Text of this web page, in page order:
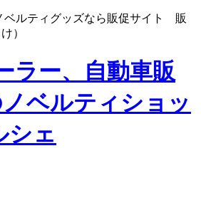
ベルティグッズなら販促サイト 販
）